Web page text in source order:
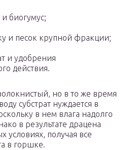
биогумус;
и песок крупной фракции;
и удобрения
действия.
но в то же время
субстрат нуждается в
в нем влага надолго
в результате драцена
условиях, получая все
в горшке.